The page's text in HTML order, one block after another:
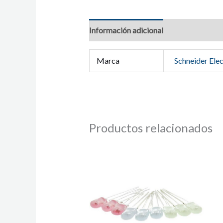
Información adicional
Marca Schneider
Productos relacionados